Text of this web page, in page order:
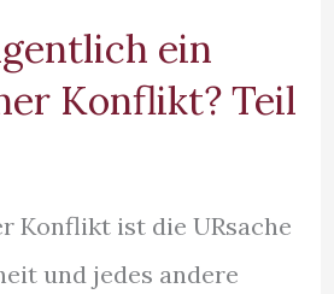
ein
Konflikt? Teil
Konflikt ist die URsache
und jedes andere